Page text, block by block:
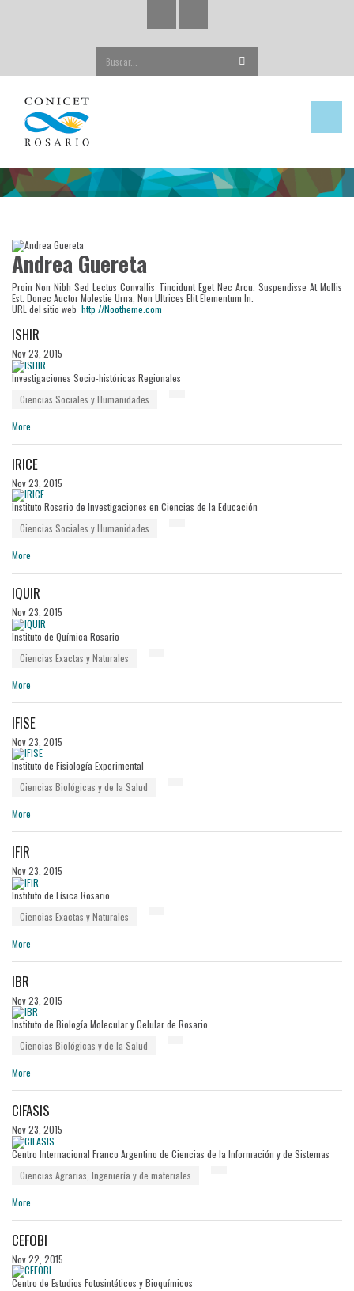
Andrea Guereta
Proin Non Nibh Sed Lectus Convallis Tincidunt Eget Nec Arcu. Suspendisse At Mollis
Est. Donec Auctor Molestie Urna, Non Ultrices Elit Elementum In.
URL del sitio web: http://Nootheme.com
ISHIR
Nov 23, 2015
Investigaciones Socio-históricas Regionales
Ciencias Sociales y Humanidades
More
IRICE
Nov 23, 2015
Instituto Rosario de Investigaciones en Ciencias de la Educación
Ciencias Sociales y Humanidades
More
IQUIR
Nov 23, 2015
Instituto de Química Rosario
Ciencias Exactas y Naturales
More
IFISE
Nov 23, 2015
Instituto de Fisiología Experimental
Ciencias Biológicas y de la Salud
More
IFIR
Nov 23, 2015
Instituto de Física Rosario
Ciencias Exactas y Naturales
More
IBR
Nov 23, 2015
Instituto de Biología Molecular y Celular de Rosario
Ciencias Biológicas y de la Salud
More
CIFASIS
Nov 23, 2015
Centro Internacional Franco Argentino de Ciencias de la Información y de Sistemas
Ciencias Agrarias, Ingeniería y de materiales
More
CEFOBI
Nov 22, 2015
Centro de Estudios Fotosintéticos y Bioquímicos